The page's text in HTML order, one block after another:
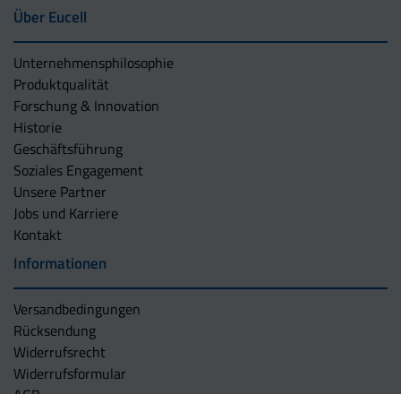
Über Eucell
Unternehmens­philosophie
Produktqualität
Forschung & Innovation
Historie
Geschäftsführung
Soziales Engagement
Unsere Partner
Jobs und Karriere
Kontakt
Informationen
Versandbedingungen
Rücksendung
Widerrufsrecht
Widerrufsformular